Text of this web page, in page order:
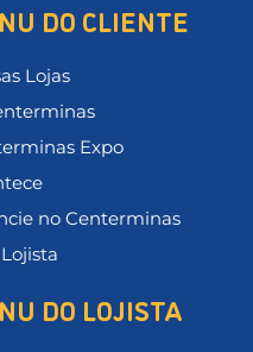
DO CLIENTE
Lojas
Expo
no Centerminas
DO LOJISTA